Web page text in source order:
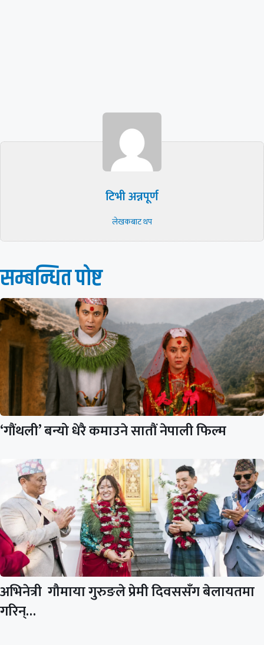
टिभी अन्नपूर्ण
लेखकबाट थप
सम्बन्धित पाेष्ट
‘गौंथली’ बन्यो धेरै कमाउने सातौं नेपाली फिल्म
अभिनेत्री गौमाया गुरुङले प्रेमी दिवससँग बेलायतमा
गरिन्…